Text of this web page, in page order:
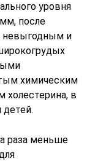
уровня
после
невыгодным и
химическим
в
детей.
раза меньше